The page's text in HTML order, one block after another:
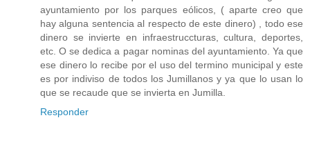
ayuntamiento por los parques eólicos, ( aparte creo que
hay alguna sentencia al respecto de este dinero) , todo ese
dinero se invierte en infraestruccturas, cultura, deportes,
etc. O se dedica a pagar nominas del ayuntamiento. Ya que
ese dinero lo recibe por el uso del termino municipal y este
es por indiviso de todos los Jumillanos y ya que lo usan lo
que se recaude que se invierta en Jumilla.
Responder